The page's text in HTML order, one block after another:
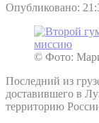
Опубликовано:
© Фото:
Последний из
доставившего в
территорию